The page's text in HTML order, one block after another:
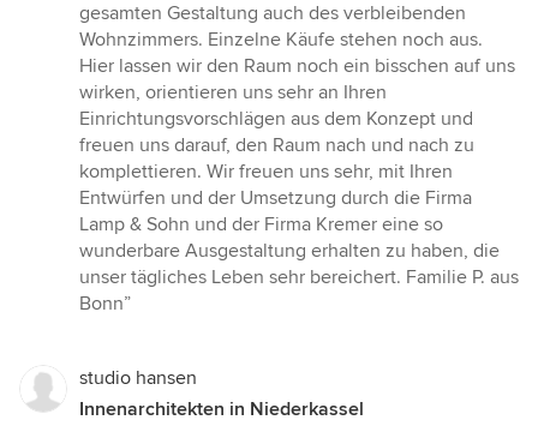
gesamten Gestaltung auch des verbleibenden
Wohnzimmers. Einzelne Käufe stehen noch aus.
Hier lassen wir den Raum noch ein bisschen auf uns
wirken, orientieren uns sehr an Ihren
Einrichtungsvorschlägen aus dem Konzept und
freuen uns darauf, den Raum nach und nach zu
komplettieren. Wir freuen uns sehr, mit Ihren
Entwürfen und der Umsetzung durch die Firma
Lamp & Sohn und der Firma Kremer eine so
wunderbare Ausgestaltung erhalten zu haben, die
unser tägliches Leben sehr bereichert. Familie P. aus
Bonn”
studio hansen
Innenarchitekten in Niederkassel